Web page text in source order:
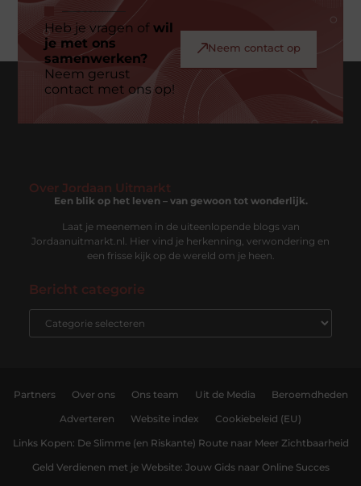
Heb je vragen ofwil
je met ons
samenwerken?
Neem gerust
contact met ons op!
Neem contact op
Over Jordaan Uitmarkt
Een blik op het leven – van gewoon tot wonderlijk.
Laat je meenemen in de uiteenlopende blogs van
Jordaanuitmarkt.nl. Hier vind je herkenning, verwondering en
een frisse kijk op de wereld om je heen.
Bericht categorie
Partners Over ons Ons team Uit de Media Beroemdheden
Adverteren Website index Cookiebeleid (EU)
Links Kopen: De Slimme (en Riskante) Route naar Meer Zichtbaarheid
Geld Verdienen met je Website: Jouw Gids naar Online Succes